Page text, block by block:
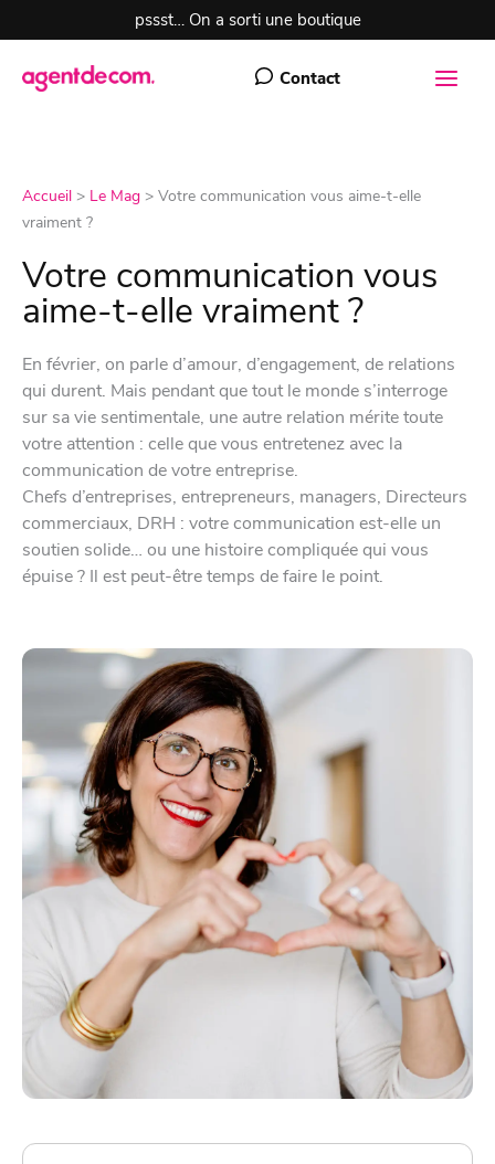
au
contenu
pssst… On a sorti une boutique
Contact
Accueil > Le Mag > Votre communication vous aime-t-elle
vraiment ?
Votre communication vous
aime-t-elle vraiment ?
En février, on parle d’amour, d’engagement, de relations
qui durent. Mais pendant que tout le monde s’interroge
sur sa vie sentimentale, une autre relation mérite toute
votre attention : celle que vous entretenez avec la
communication de votre entreprise.
Chefs d’entreprises, entrepreneurs, managers, Directeurs
commerciaux, DRH : votre communication est-elle un
soutien solide… ou une histoire compliquée qui vous
épuise ? Il est peut-être temps de faire le point.